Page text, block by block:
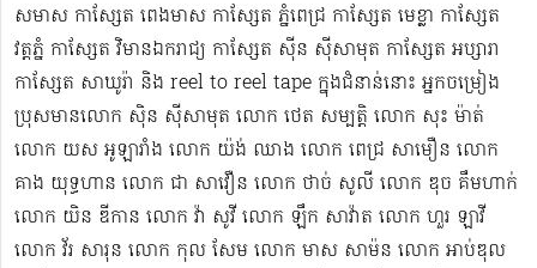
សមាស កាស្សែត ពេងមាស កាស្សែត ភ្នំពេជ្រ កាស្សែត មេខ្លា កាស្សែត
វត្តភ្នំ កាស្សែត វិមានឯករាជ្យ កាស្សែត ស៊ីន ស៊ីសាមុត កាស្សែត អប្សារា
កាស្សែត សាឃូរ៉ា និង reel to reel tape ក្នុងជំនាន់នោះ អ្នកចម្រៀង
ប្រុសមាន​លោក ស៊ិន ស៊ីសាមុត លោក ​ថេត សម្បត្តិ លោក សុះ ម៉ាត់
លោក យស អូឡារាំង លោក យ៉ង់ ឈាង លោក ពេជ្រ សាមឿន លោក
គាង យុទ្ធហាន លោក ជា សាវឿន លោក ថាច់ សូលី លោក ឌុច គឹមហាក់
លោក យិន ឌីកាន លោក វ៉ា សូវី លោក ឡឹក សាវ៉ាត លោក ហួរ ឡាវី
លោក វ័រ សារុន​ លោក កុល សែម លោក មាស សាម៉ន លោក អាប់ឌុល